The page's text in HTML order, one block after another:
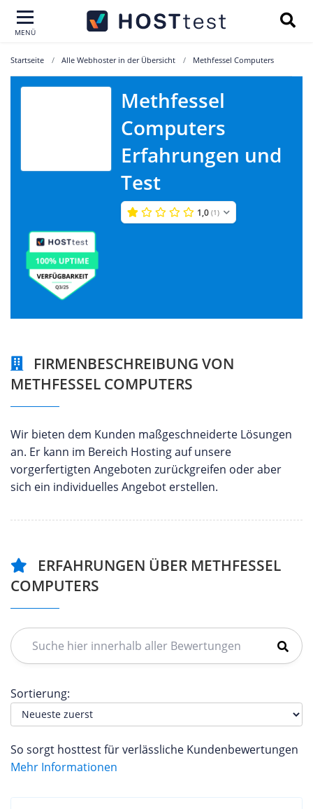
MENÜ
Startseite Alle Webhoster in der Übersicht Methfessel Computers
Methfessel
Computers
Erfahrungen und
Test
1,0 (1)
FIRMENBESCHREIBUNG VON
METHFESSEL COMPUTERS
Wir bieten dem Kunden maßgeschneiderte Lösungen
an. Er kann im Bereich Hosting auf unsere
vorgerfertigten Angeboten zurückgreifen oder aber
sich ein individuelles Angebot erstellen.
ERFAHRUNGEN ÜBER METHFESSEL
COMPUTERS
Sortierung:
So sorgt hosttest für verlässliche Kundenbewertungen
Mehr Informationen